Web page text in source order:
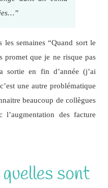
les semaines “Quand sort le
promet que je ne risque pas
sortie en fin d’année (j’ai
une autre problématique
beaucoup de collègues
l’augmentation des facture
sont